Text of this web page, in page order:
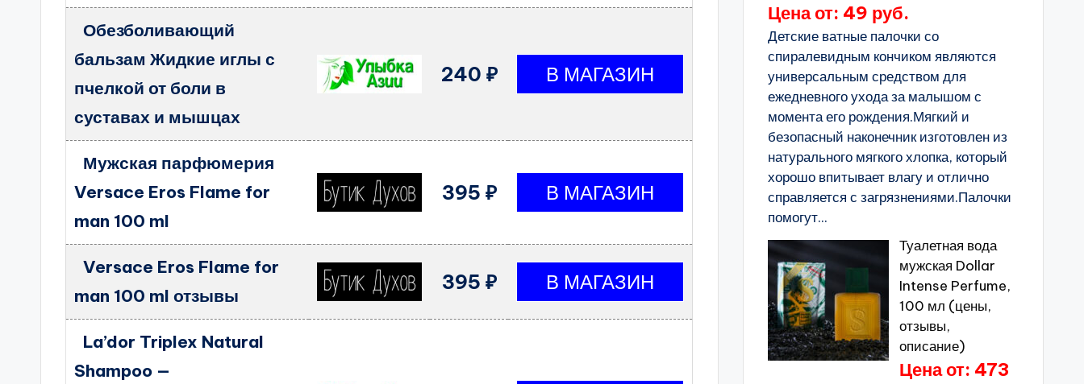
Обезболивающий
бальзам Жидкие иглы с
пчелкой от боли в
суставах и мышцах
240 ₽
Мужская парфюмерия
Versace Eros Flame for
man 100 ml
395 ₽
Versace Eros Flame for
man 100 ml отзывы
395 ₽
La’dor Triplex Natural
Shampoo —
Цена от: 49 руб.
Детские ватные палочки со
спиралевидным кончиком являются
универсальным средством для
ежедневного ухода за малышом с
момента его рождения.Мягкий и
безопасный наконечник изготовлен из
натурального мягкого хлопка, который
хорошо впитывает влагу и отлично
справляется с загрязнениями.Палочки
помогут...
Туалетная вода
мужская Dollar
Intense Perfume,
100 мл (цены,
отзывы,
описание)
Цена от: 473